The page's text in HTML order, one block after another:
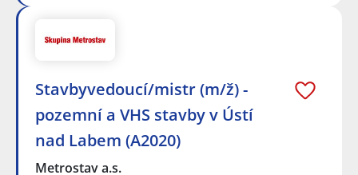
Stavbyvedoucí/mistr (m/ž) -
pozemní a VHS stavby v Ústí
nad Labem (A2020)
Metrostav a.s.